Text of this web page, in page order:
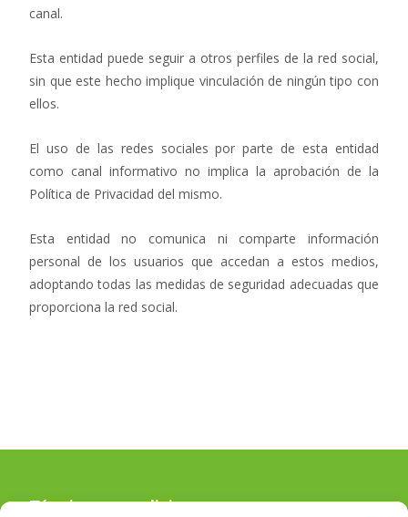
canal.
Esta entidad puede seguir a otros perfiles de la red social,
sin que este hecho implique vinculación de ningún tipo con
ellos.
El uso de las redes sociales por parte de esta entidad
como canal informativo no implica la aprobación de la
Política de Privacidad del mismo.
Esta entidad no comunica ni comparte información
personal de los usuarios que accedan a estos medios,
adoptando todas las medidas de seguridad adecuadas que
proporciona la red social.
Términos y condiciones